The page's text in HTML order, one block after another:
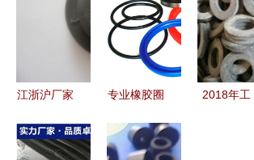
制品厂简介
分析
江浙沪厂家
度高回弹性
专业橡胶圈
耕山东安徽
2018年工